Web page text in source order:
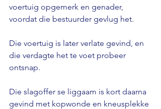
voertuig opgemerk en genader,
voordat die bestuurder gevlug het.
Die voertuig is later verlate gevind, en
die verdagte het te voet probeer
ontsnap.
Die slagoffer se liggaam is kort daarna
gevind met kopwonde en kneusplekke